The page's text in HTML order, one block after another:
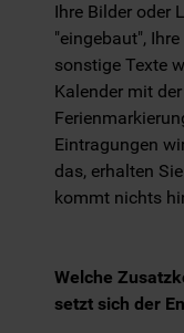
Ihre Bilder oder
"eingebaut",
sonstige Texte
Kalender mit
Eintragungen
das, erhalten
kommt nichts
Welche
setzt sich der